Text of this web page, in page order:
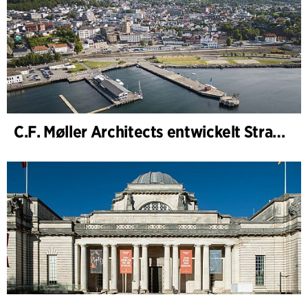
C.F. Møller Architects entwickelt Strategie für „Knutepunkt Larvik und Indre Havn“